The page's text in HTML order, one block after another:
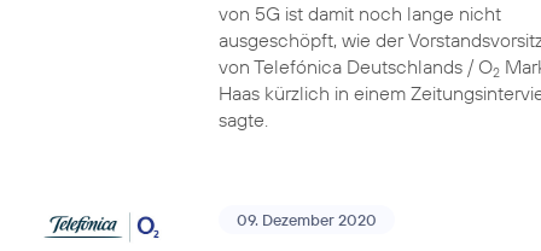
von 5G ist damit noch lange nicht
ausgeschöpft, wie der
von Telefónica Deutschlands / O2
Haas kürzlich in einem
sagte.
09. Dezember 2020